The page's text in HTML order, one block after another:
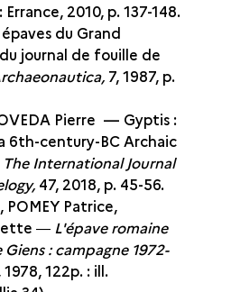
Errance, 2010, p. 137-148.
du Grand
journal de fouille de
7, 1987, p.
Pierre — Gyptis :
6th-century-BC Archaic
The International Journal
47, 2018, p. 45-56.
POMEY Patrice,
― L'épave romaine
: campagne 1972-
1978, 122p. : ill.